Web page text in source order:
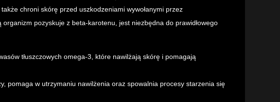
chroni skórę przed uszkodzeniami wywołanymi przez
pozyskuje z beta-karotenu, jest niezbędna do prawidłowego
tłuszczowych omega-3, które nawilżają skórę i pomagają
pomaga w utrzymaniu nawilżenia oraz spowalnia procesy starzenia się